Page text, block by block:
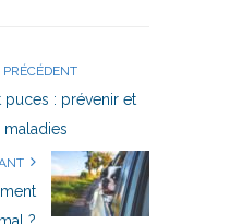
puces : prévenir et
maladies